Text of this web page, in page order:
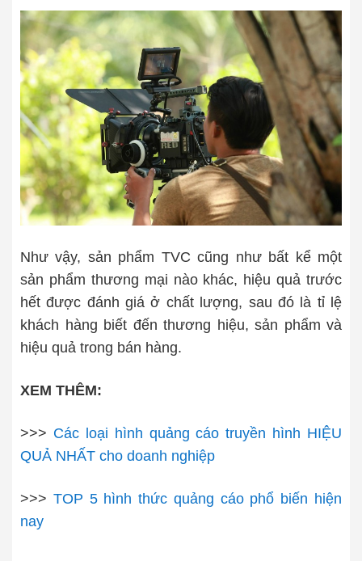
Như vậy, sản phẩm TVC cũng như bất kể một
sản phẩm thương mại nào khác, hiệu quả trước
hết được đánh giá ở chất lượng, sau đó là tỉ lệ
khách hàng biết đến thương hiệu, sản phẩm và
hiệu quả trong bán hàng.
XEM THÊM:
>>> Các loại hình quảng cáo truyền hình HIỆU
QUẢ NHẤT cho doanh nghiệp
>>> TOP 5 hình thức quảng cáo phổ biến hiện
nay